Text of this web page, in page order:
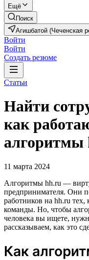
Ещё
Поиск
Агишбатой (Чеченская
Войти
Войти
Создать резюме
Статьи
Найти
как
алгоритмы
11 марта 2024
Алгоритмы hh.ru —
предпринимателя. Они
работников на hh.ru тех,
команды. Но, чтобы
человека вы ищете,
рассказываем, как это
Как